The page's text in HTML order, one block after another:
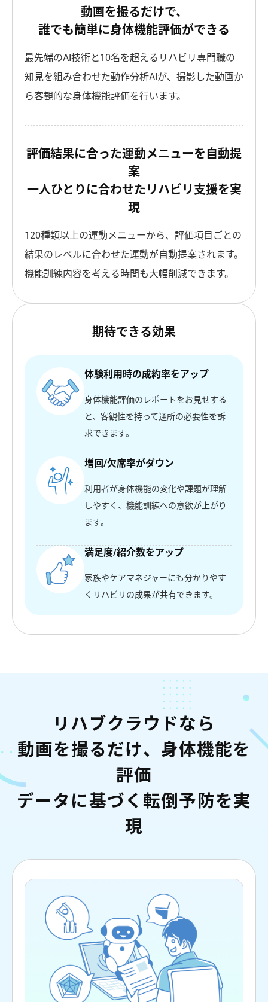
動画を撮るだけで、
誰でも簡単に身体機能評価ができる
最先端のAI技術と10名を超えるリハビリ専門職の
知見を組み合わせた動作分析AIが、撮影した動画か
ら客観的な身体機能評価を行います。
評価結果に合った運動メニューを自動提
案
一人ひとりに合わせたリハビリ支援を実
現
120種類以上の運動メニューから、評価項目ごとの
結果のレベルに合わせた運動が自動提案されます。
機能訓練内容を考える時間も大幅削減できます。
期待できる効果
体験利用時の成約率をアップ
身体機能評価のレポートをお見せする
と、客観性を持って通所の必要性を訴
求できます。
増回/欠席率がダウン
利用者が身体機能の変化や課題が理解
しやすく、機能訓練への意欲が上がり
ます。
満足度/紹介数をアップ
家族やケアマネジャーにも分かりやす
くリハビリの成果が共有できます。
リハブクラウドなら
動画を撮るだけ、身体機能を
評価
データに基づく転倒予防を実
現